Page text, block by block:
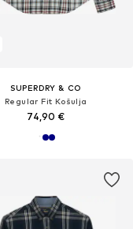
SUPERDRY & CO
Regular Fit Košulja
74,90 €